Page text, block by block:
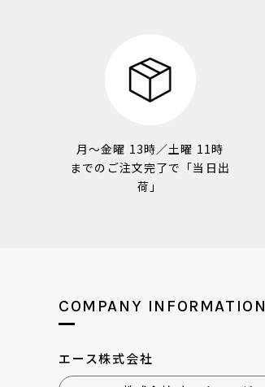
月～金曜 13時／土曜 11時
までのご注文完了で「当日出
荷」
COMPANY INFORMATION
エース株式会社